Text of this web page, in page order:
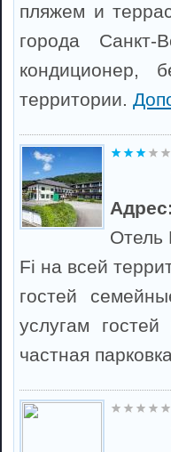
пляжем и
города
кондиционер,
территории.
Адрес:
Отель
Fi на всей
гостей
услугам
частная